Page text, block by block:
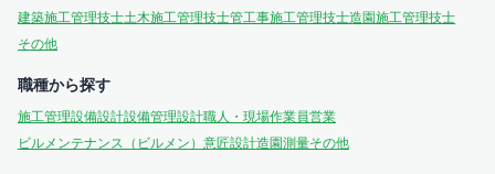
建築施工管理技士土木施工管理技士管工事施工管理技士造園施工管理技士
その他
職種から探す
施工管理設備設計設備管理設計職人・現場作業員営業
ビルメンテナンス（ビルメン） 意匠設計造園測量その他